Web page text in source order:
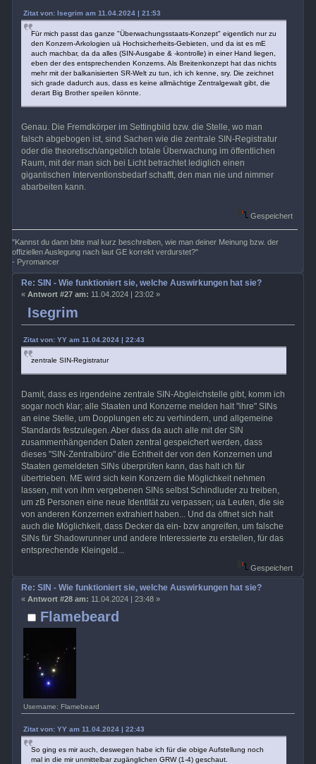
Zitat von: Isegrim am 11.04.2024 | 21:53
Für mich passt das ganze "Überwachungsstaats-Konzept" eigentlich nur zu
den Konzern-Arkologien uä Hochsicherheits-Gebieten, und da ist es mE
auch machbar, da da alles (SIN-Ausgabe & -kontrolle) in einer Hand liegen,
eben der des entsprechenden Konzerns. Als Breitenkonzept hat das nichts
mehr mit der balkanisierten SR-Welt zu tun, ich ich kenne, sry. Die zeichnet
sich grade dadurch aus, dass es keine allmächtige Zentralgewalt gibt, die
derart Big Brother speilen könnte.
Genau. Die Fremdkörper im Settingbild bzw. die Stelle, wo man
falsch abgebogen ist, sind Sachen wie die zentrale SIN-Registratur
oder die theoretisch/angeblich totale Überwachung im öffentlichen
Raum, mit der man sich bei Licht betrachtet lediglich einen
gigantischen Interventionsbedarf schafft, den man nie und nimmer
abarbeiten kann.
Gespeichert
"Kannst du dann bitte mal kurz beschreiben, wie man deiner Meinung bzw. der
offiziellen Auslegung nach laut GE korrekt verdurstet?"
- Pyromancer
Isegrim
Re: SIN - Wie funktioniert sie, welche Auswirkungen hat sie?
« Antwort #27 am: 11.04.2024 | 23:02 »
Zitat von: YY am 11.04.2024 | 22:43
zentrale SIN-Registratur
Damit, dass es irgendeine zentrale SIN-Abgleichstelle gibt, komm ich
sogar noch klar; alle Staaten und Konzerne melden halt "ihre" SINs
an eine Stelle, um Dopplungen etc zu verhindern, und allgemeine
Standards festzulegen. Aber dass da auch alle mit der SIN
zusammenhängenden Daten zentral gespeichert werden, dass
dieses "SIN-Zentralbüro" die Echtheit der von den Konzernen und
Staaten gemeldeten SINs überprüfen kann, das halt ich für
übertrieben. ME wird sich kein Konzern die Möglichkeit nehmen
lassen, mit von ihm vergebenen SINs selbst Schindluder zu treiben,
um zB Personen eine neue Identität zu verpassen; ua Leuten, die sie
von anderen Konzernen extrahiert haben... Und da öffnet sich halt
auch die Möglichkeit, dass Decker da ein- bzw angreifen, um falsche
SINs für Shadowrunner und andere Interessierte zu erstellen, für das
entsprechende Kleingeld...
Gespeichert
Flamebeard
Username: Flamebeard
Re: SIN - Wie funktioniert sie, welche Auswirkungen hat sie?
« Antwort #28 am: 11.04.2024 | 23:48 »
Zitat von: YY am 11.04.2024 | 22:43
So ging es mir auch, deswegen habe ich für die obige Aufstellung noch
mal in die mir unmittelbar zugänglichen GRW (1-4) geschaut.